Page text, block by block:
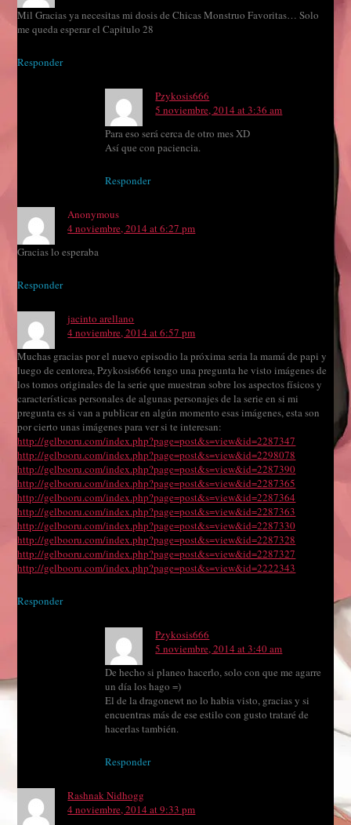
Mil Gracias ya necesitas mi dosis de Chicas Monstruo Favoritas… Solo
me queda esperar el Capitulo 28
Responder
Pzykosis666
5 noviembre, 2014 at 3:36 am
Para eso será cerca de otro mes XD
Así que con paciencia.
Responder
Anonymous
4 noviembre, 2014 at 6:27 pm
Gracias lo esperaba
Responder
jacinto arellano
4 noviembre, 2014 at 6:57 pm
Muchas gracias por el nuevo episodio la próxima seria la mamá de papi y
luego de centorea, Pzykosis666 tengo una pregunta he visto imágenes de
los tomos originales de la serie que muestran sobre los aspectos físicos y
características personales de algunas personajes de la serie en si mi
pregunta es si van a publicar en algún momento esas imágenes, esta son
por cierto unas imágenes para ver si te interesan:
http://gelbooru.com/index.php?page=post&s=view&id=2287347
http://gelbooru.com/index.php?page=post&s=view&id=2298078
http://gelbooru.com/index.php?page=post&s=view&id=2287390
http://gelbooru.com/index.php?page=post&s=view&id=2287365
http://gelbooru.com/index.php?page=post&s=view&id=2287364
http://gelbooru.com/index.php?page=post&s=view&id=2287363
http://gelbooru.com/index.php?page=post&s=view&id=2287330
http://gelbooru.com/index.php?page=post&s=view&id=2287328
http://gelbooru.com/index.php?page=post&s=view&id=2287327
http://gelbooru.com/index.php?page=post&s=view&id=2222343
Responder
Pzykosis666
5 noviembre, 2014 at 3:40 am
De hecho si planeo hacerlo, solo con que me agarre
un día los hago =)
El de la dragonewt no lo habia visto, gracias y si
encuentras más de ese estilo con gusto trataré de
hacerlas también.
Responder
Rashnak Nidhogg
4 noviembre, 2014 at 9:33 pm